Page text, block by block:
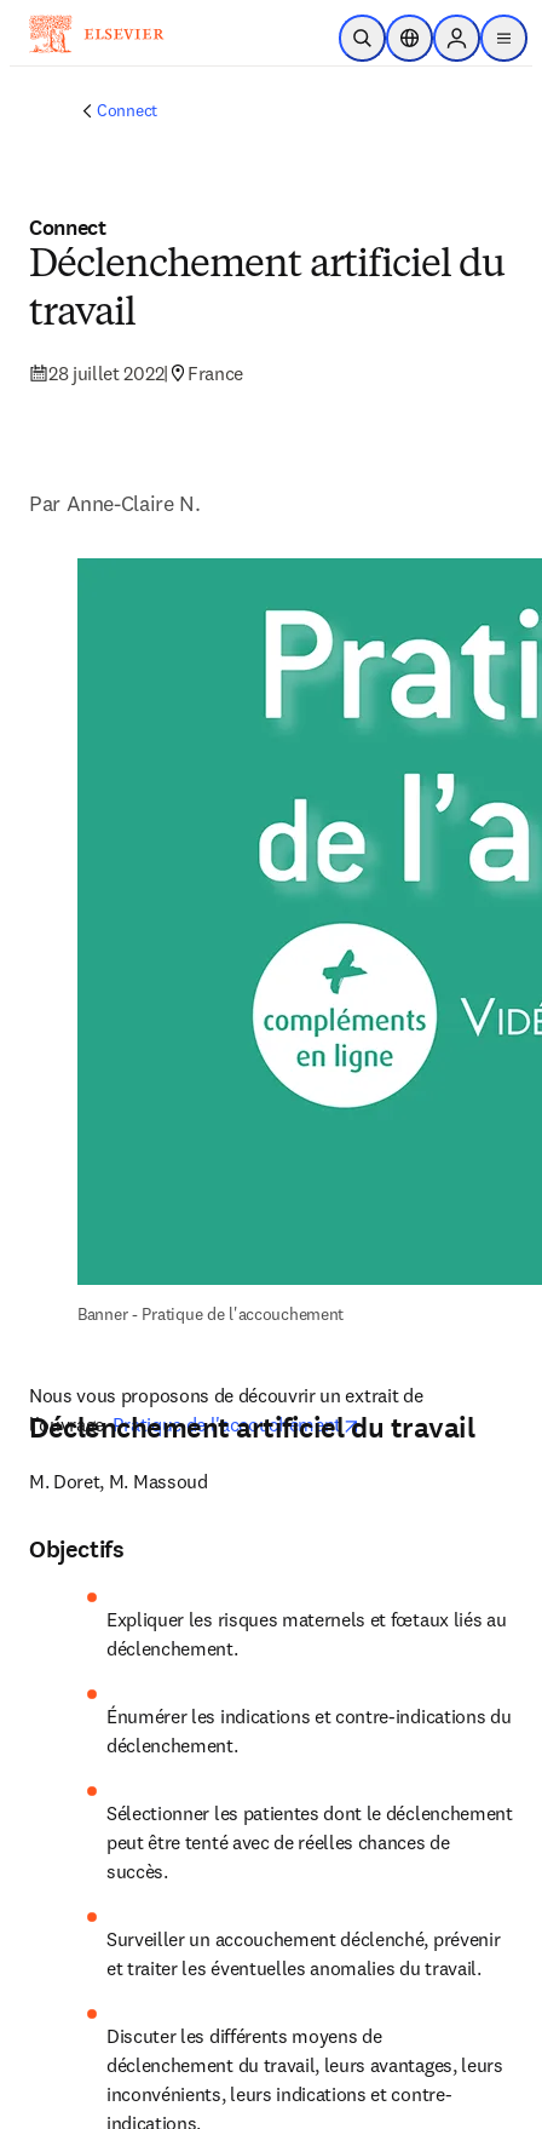
Passer au contenu principal
Ouvrir la recherche
Sélecteur de
Sign in to
menu
Connect
Connect
Déclenchement artificiel du
travail
28 juillet 2022| France
Par Anne-Claire N.
Banner - Pratique de l'accouchement
Nous vous proposons de découvrir un extrait de
l'ouvrage Pratique de l'accouchement opens in new tab/
Déclenchement artificiel du travail
M. Doret, M. Massoud
Objectifs
Expliquer les risques maternels et fœtaux liés au
déclenchement.
Énumérer les indications et contre-indications du
déclenchement.
Sélectionner les patientes dont le déclenchement
peut être tenté avec de réelles chances de
succès.
Surveiller un accouchement déclenché, prévenir
et traiter les éventuelles anomalies du travail.
Discuter les différents moyens de
déclenchement du travail, leurs avantages, leurs
inconvénients, leurs indications et contre-
indications.